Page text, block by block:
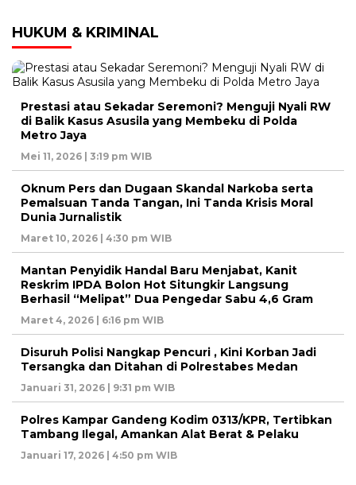
HUKUM & KRIMINAL
Prestasi atau Sekadar Seremoni? Menguji Nyali RW
di Balik Kasus Asusila yang Membeku di Polda
Metro Jaya
Mei 11, 2026 | 3:19 pm WIB
Oknum Pers dan Dugaan Skandal Narkoba serta
Pemalsuan Tanda Tangan, Ini Tanda Krisis Moral
Dunia Jurnalistik
Maret 10, 2026 | 4:30 pm WIB
Mantan Penyidik Handal Baru Menjabat, Kanit
Reskrim IPDA Bolon Hot Situngkir Langsung
Berhasil “Melipat” Dua Pengedar Sabu 4,6 Gram
Maret 4, 2026 | 6:16 pm WIB
Disuruh Polisi Nangkap Pencuri , Kini Korban Jadi
Tersangka dan Ditahan di Polrestabes Medan
Januari 31, 2026 | 9:31 pm WIB
Polres Kampar Gandeng Kodim 0313/KPR, Tertibkan
Tambang Ilegal, Amankan Alat Berat & Pelaku
Januari 17, 2026 | 4:50 pm WIB